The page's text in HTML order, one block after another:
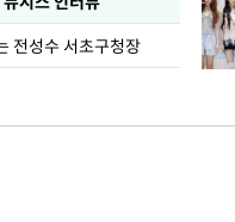
전성수 서초구청장